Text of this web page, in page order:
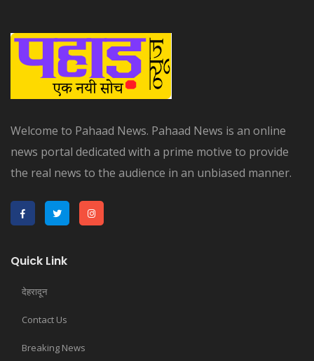
Welcome to Pahaad News. Pahaad News is an online
news portal dedicated with a prime motive to provide
the real news to the audience in an unbiased manner.
Quick Link
देहरादून
Contact Us
Breaking News